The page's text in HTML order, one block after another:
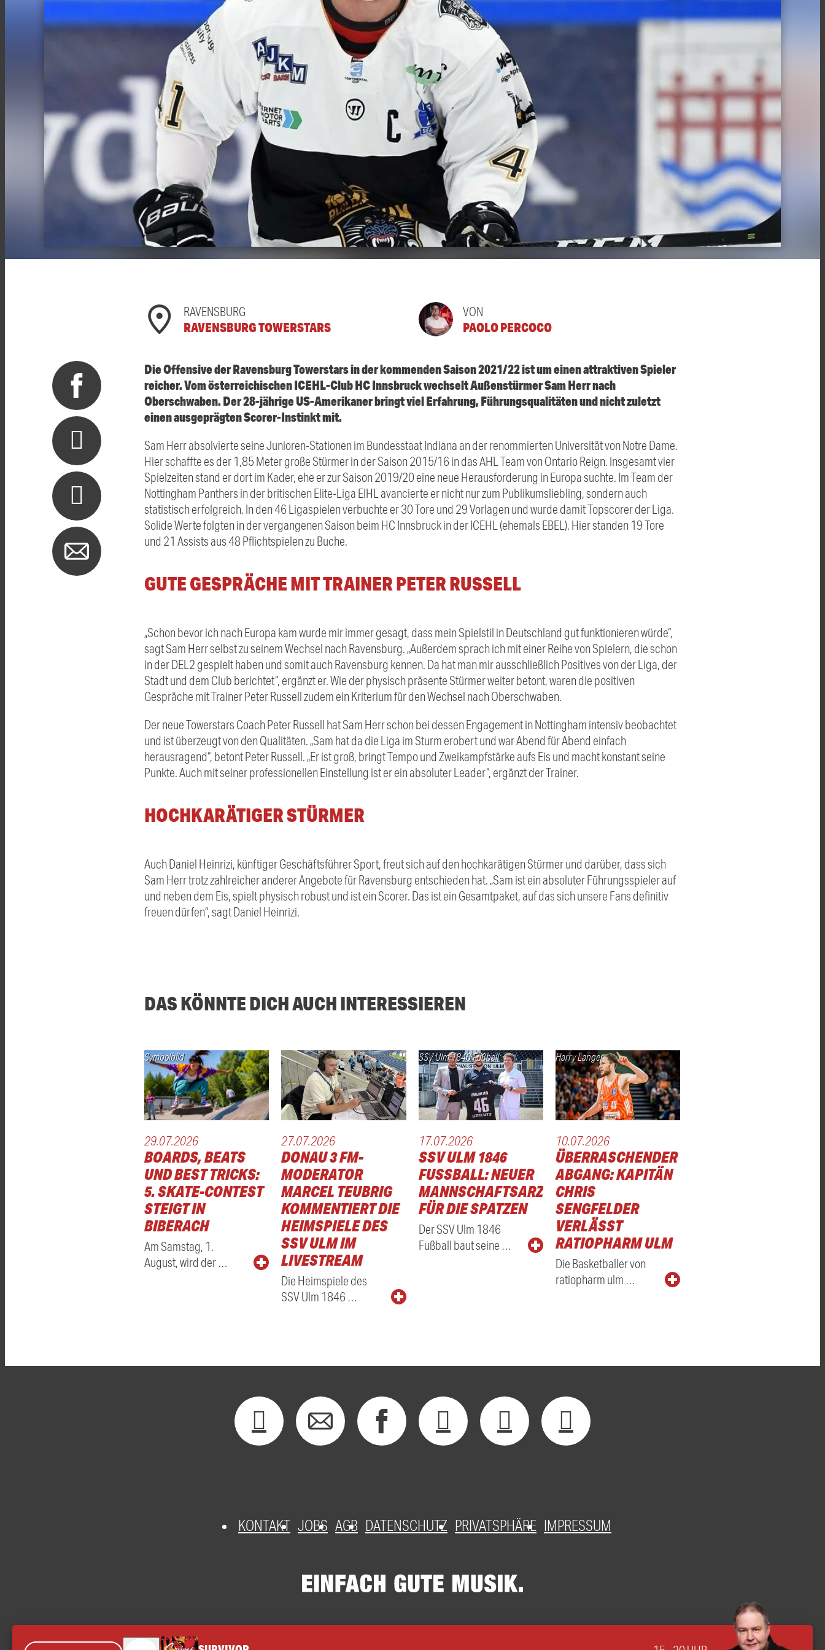
RAVENSBURG
RAVENSBURG TOWERSTARS
VON
PAOLO PERCOCO
Die Offensive der Ravensburg Towerstars in der kommenden Saison 2021/22 ist um einen attraktiven Spieler
reicher. Vom österreichischen ICEHL-Club HC Innsbruck wechselt Außenstürmer Sam Herr nach
Oberschwaben. Der 28-jährige US-Amerikaner bringt viel Erfahrung, Führungsqualitäten und nicht zuletzt
einen ausgeprägten Scorer-Instinkt mit.
Sam Herr absolvierte seine Junioren-Stationen im Bundesstaat Indiana an der renommierten Universität von Notre Dame.
Hier schaffte es der 1,85 Meter große Stürmer in der Saison 2015/16 in das AHL Team von Ontario Reign. Insgesamt vier
Spielzeiten stand er dort im Kader, ehe er zur Saison 2019/20 eine neue Herausforderung in Europa suchte. Im Team der
Nottingham Panthers in der britischen Elite-Liga EIHL avancierte er nicht nur zum Publikumsliebling, sondern auch
statistisch erfolgreich. In den 46 Ligaspielen verbuchte er 30 Tore und 29 Vorlagen und wurde damit Topscorer der Liga.
Solide Werte folgten in der vergangenen Saison beim HC Innsbruck in der ICEHL (ehemals EBEL). Hier standen 19 Tore
und 21 Assists aus 48 Pflichtspielen zu Buche.
GUTE GESPRÄCHE MIT TRAINER PETER RUSSELL
„Schon bevor ich nach Europa kam wurde mir immer gesagt, dass mein Spielstil in Deutschland gut funktionieren würde“,
sagt Sam Herr selbst zu seinem Wechsel nach Ravensburg. „Außerdem sprach ich mit einer Reihe von Spielern, die schon
in der DEL2 gespielt haben und somit auch Ravensburg kennen. Da hat man mir ausschließlich Positives von der Liga, der
Stadt und dem Club berichtet“, ergänzt er. Wie der physisch präsente Stürmer weiter betont, waren die positiven
Gespräche mit Trainer Peter Russell zudem ein Kriterium für den Wechsel nach Oberschwaben.
Der neue Towerstars Coach Peter Russell hat Sam Herr schon bei dessen Engagement in Nottingham intensiv beobachtet
und ist überzeugt von den Qualitäten. „Sam hat da die Liga im Sturm erobert und war Abend für Abend einfach
herausragend“, betont Peter Russell. „Er ist groß, bringt Tempo und Zweikampfstärke aufs Eis und macht konstant seine
Punkte. Auch mit seiner professionellen Einstellung ist er ein absoluter Leader“, ergänzt der Trainer.
HOCHKARÄTIGER STÜRMER
Auch Daniel Heinrizi, künftiger Geschäftsführer Sport, freut sich auf den hochkarätigen Stürmer und darüber, dass sich
Sam Herr trotz zahlreicher anderer Angebote für Ravensburg entschieden hat. „Sam ist ein absoluter Führungsspieler auf
und neben dem Eis, spielt physisch robust und ist ein Scorer. Das ist ein Gesamtpaket, auf das sich unsere Fans definitiv
freuen dürfen“, sagt Daniel Heinrizi.
DAS KÖNNTE DICH AUCH INTERESSIEREN
Symbolbild
29.07.2026
BOARDS, BEATS
UND BEST TRICKS:
5. SKATE-CONTEST
STEIGT IN
BIBERACH
Am Samstag, 1.
August, wird der …
27.07.2026
DONAU 3 FM-
MODERATOR
MARCEL TEUBRIG
KOMMENTIERT DIE
HEIMSPIELE DES
SSV ULM IM
LIVESTREAM
Die Heimspiele des
SSV Ulm 1846 …
SSV Ulm 1846 Fußball
17.07.2026
SSV ULM 1846
FUSSBALL: NEUER M
ANNSCHAFTSARZT F
ÜR DIE SPATZEN
Der SSV Ulm 1846
Fußball baut seine …
Harry Langer
10.07.2026
ÜBERRASCHENDER
ABGANG: KAPITÄN
CHRIS
SENGFELDER
VERLÄSST
RATIOPHARM ULM
Die Basketballer von
ratiopharm ulm …
KONTAKT JOBS AGB DATENSCHUTZ PRIVATSPHÄRE IMPRESSUM